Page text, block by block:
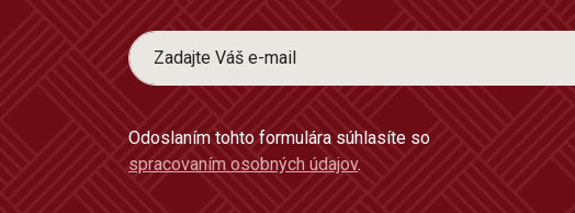
Odoslaním tohto formulára súhlasíte so
spracovaním osobných údajov.